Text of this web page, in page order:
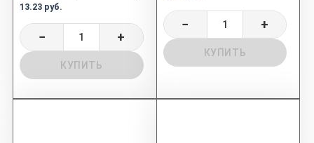
13.23 руб.
− +
КУПИТЬ
− +
КУПИТЬ